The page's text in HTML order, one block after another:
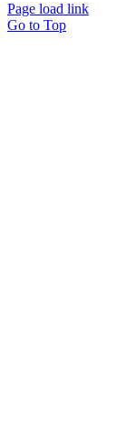
Page load link
Go to Top